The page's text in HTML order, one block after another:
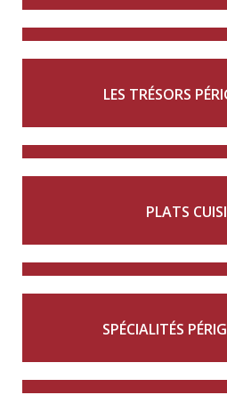
LES TRÉSORS
PLATS
SPÉCIALITÉS